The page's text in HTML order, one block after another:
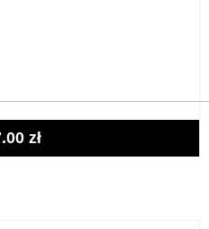
zł